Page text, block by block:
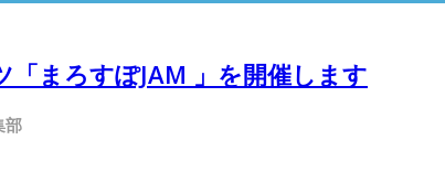
まろすぽJAM 」を開催します
部